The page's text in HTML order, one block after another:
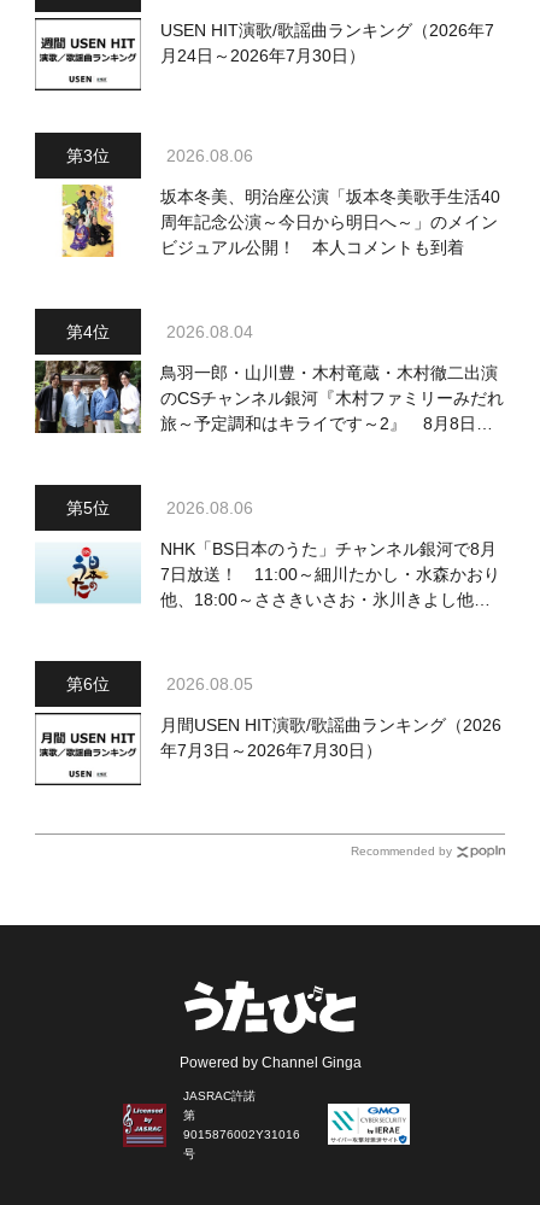
USEN HIT演歌/歌謡曲ランキング（2026年7
月24日～2026年7月30日）
2026.08.06
坂本冬美、明治座公演「坂本冬美歌手生活40
周年記念公演～今日から明日へ～」のメイン
ビジュアル公開！ 本人コメントも到着
2026.08.04
鳥羽一郎・山川豊・木村竜蔵・木村徹二出演
のCSチャンネル銀河『木村ファミリーみだれ
旅～予定調和はキライです～2』 8月8日
2026.08.06
NHK「BS日本のうた」チャンネル銀河で8月
7日放送！ 11:00～細川たかし・水森かおり
他、18:00～ささきいさお・氷川きよし他登
2026.08.05
月間USEN HIT演歌/歌謡曲ランキング（2026
年7月3日～2026年7月30日）
Recommended by
Powered by Channel Ginga
JASRAC許諾
第
9015876002Y31016
号